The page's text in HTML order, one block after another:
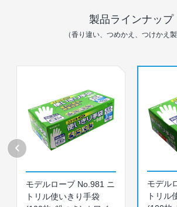
製品ラインナップ
（香り違い、つめかえ、つけかえ製
モデルローブ No.981 ニ
トリル使いきり手袋
モデル
トリル